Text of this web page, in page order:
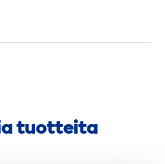
tuotteita